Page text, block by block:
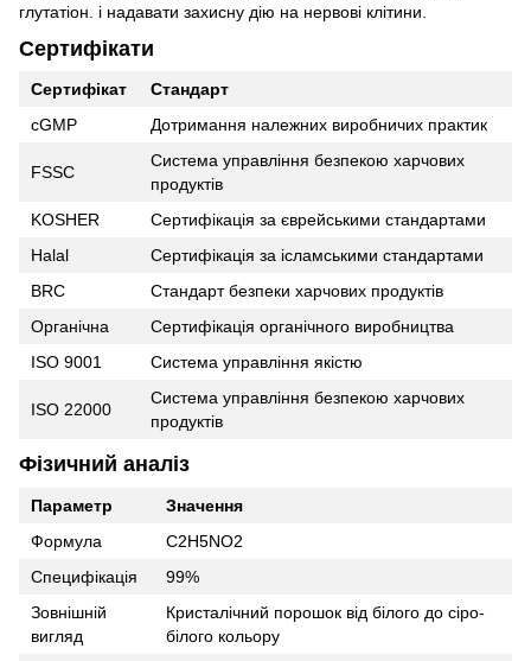
глутатіон. і надавати захисну дію на нервові клітини.
Сертифікати
Сертифікат
Стандарт
cGMP
Дотримання належних виробничих практик
FSSC
Система управління безпекою харчових
продуктів
KOSHER
Сертифікація за єврейськими стандартами
Halal
Сертифікація за ісламськими стандартами
BRC
Стандарт безпеки харчових продуктів
Органічна
Сертифікація органічного виробництва
ISO 9001
Система управління якістю
ISO 22000
Система управління безпекою харчових
продуктів
Фізичний аналіз
Параметр
Значення
Формула
C2H5NO2
Специфікація
99%
Зовнішній
вигляд
Кристалічний порошок від білого до сіро-
білого кольору